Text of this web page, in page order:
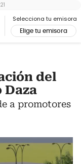
Selecciona tu emisora
Elige tu emisora
del
Daza
a promotores